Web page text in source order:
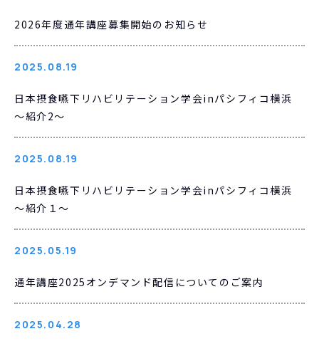
2026年度通年講座募集開始のお知らせ
2025.08.19
日本摂食嚥下リハビリテーション学会inパシフィコ横浜
～紹介2～
2025.08.19
日本摂食嚥下リハビリテーション学会inパシフィコ横浜
～紹介１～
2025.05.19
通年講座2025オンデマンド配信についてのご案内
2025.04.28